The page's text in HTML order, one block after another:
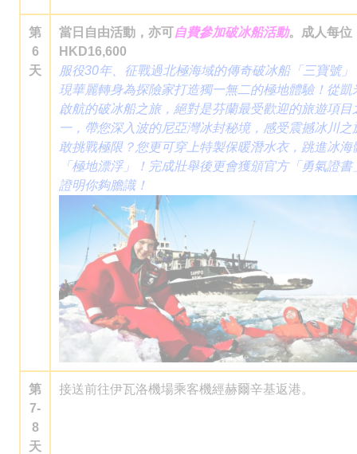
第
6
天
當日自由活動，亦可自費參加破冰船活動。成人每位
HKD16,600
服役30年、征戰過北極海域的傳奇破冰船「三寶號」
現華麗轉身為探險家打造獨一無二的極地體驗！從凱
啟航的破冰船之旅，絕對是芬蘭最受歡迎的旅遊項目
一，帶您深入波的尼亞灣冰封秘境，感受震撼冰川之
敢挑戰極限？您更可穿上特製保暖潛水衣，跳進冰海
「極地漂浮」！完成壯舉後更會獲頒官方「勇氣證書
證明你夠膽識！
第
7-
8
天
接送前往伊瓦洛機場乘客機經赫爾辛基返港。